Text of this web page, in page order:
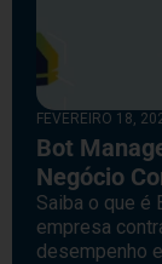
FEVEREIRO 18,
Bot
Negócio
Saiba o que é
empresa
desempenho